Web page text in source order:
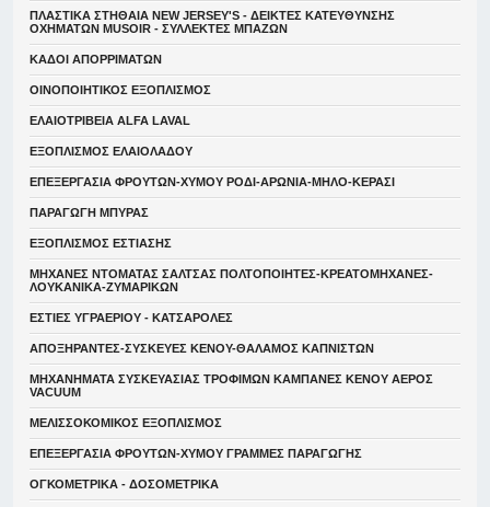
ΠΛΑΣΤΙΚΑ ΣΤΗΘΑΙΑ NEW JERSEY'S - ΔΕΙΚΤΕΣ ΚΑΤΕΥΘYΝΣΗΣ
ΟΧΗΜΑΤΩΝ MUSOIR - ΣΥΛΛΕΚΤΕΣ ΜΠΑΖΩΝ
ΚΑΔΟΙ ΑΠΟΡΡΙΜΑΤΩΝ
ΟΙΝΟΠΟΙΗΤΙΚΟΣ ΕΞΟΠΛΙΣΜΟΣ
ΕΛΑΙΟΤΡΙΒΕΙΑ ALFA LAVAL
ΕΞΟΠΛΙΣΜΟΣ ΕΛΑΙΟΛΑΔΟΥ
ΕΠΕΞΕΡΓΑΣΙΑ ΦΡΟΥΤΩΝ-ΧΥΜΟΥ ΡΟΔΙ-ΑΡΩΝΙΑ-ΜΗΛΟ-ΚΕΡΑΣΙ
ΠΑΡΑΓΩΓΗ ΜΠΥΡΑΣ
ΕΞΟΠΛΙΣΜΟΣ ΕΣΤΙΑΣΗΣ
ΜΗΧΑΝΕΣ ΝΤΟΜΑΤΑΣ ΣΑΛΤΣΑΣ ΠΟΛΤΟΠΟΙΗΤΕΣ-ΚΡΕΑΤΟΜΗΧΑΝΕΣ-
ΛΟΥΚΑΝΙΚΑ-ΖΥΜΑΡΙΚΩΝ
ΕΣΤΙΕΣ ΥΓΡΑΕΡΙΟΥ - ΚΑΤΣΑΡΟΛΕΣ
ΑΠΟΞΗΡΑΝΤΕΣ-ΣΥΣΚΕΥΕΣ ΚΕΝΟΥ-ΘΑΛΑΜΟΣ ΚΑΠΝΙΣΤΩΝ
ΜΗΧΑΝΗΜΑΤΑ ΣΥΣΚΕΥΑΣΙΑΣ ΤΡΟΦΙΜΩΝ ΚΑΜΠΑΝΕΣ ΚΕΝΟΥ ΑΕΡΟΣ
VACUUM
ΜΕΛΙΣΣΟΚΟΜΙΚΟΣ ΕΞΟΠΛΙΣΜΟΣ
ΕΠΕΞΕΡΓΑΣΙΑ ΦΡΟΥΤΩΝ-ΧΥΜΟΥ ΓΡΑΜΜΕΣ ΠΑΡΑΓΩΓΗΣ
ΟΓΚΟΜΕΤΡΙΚΑ - ΔΟΣΟΜΕΤΡΙΚΑ